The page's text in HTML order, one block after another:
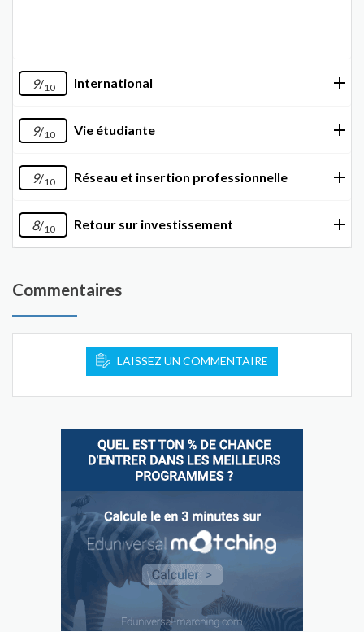
9/10 International
9/10 Vie étudiante
9/10 Réseau et insertion professionnelle
8/10 Retour sur investissement
Commentaires
LAISSEZ UN COMMENTAIRE